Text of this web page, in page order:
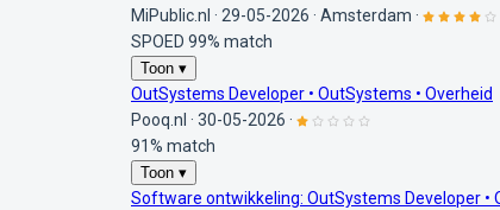
MiPublic.nl · 29-05-2026 · Amsterdam ·
SPOED 99% match
Toon ▾
OutSystems Developer • OutSystems • Overheid
Pooq.nl · 30-05-2026 ·
91% match
Toon ▾
Software ontwikkeling: OutSystems Developer •